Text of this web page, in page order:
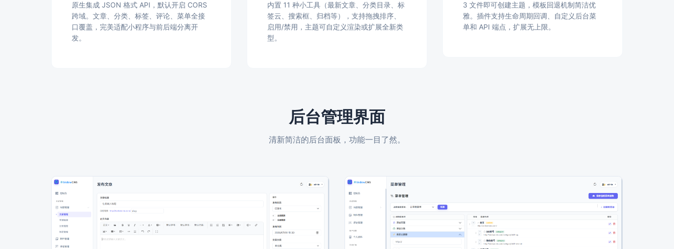
原生集成 JSON 格式 API，默认开启 CORS
跨域。文章、分类、标签、评论、菜单全接
口覆盖，完美适配小程序与前后端分离开
发。
内置 11 种小工具（最新文章、分类目录、标
签云、搜索框、归档等），支持拖拽排序、
启用/禁用，主题可自定义渲染或扩展全新类
型。
3 文件即可创建主题，模板回退机制简洁优
雅。插件支持生命周期回调、自定义后台菜
单和 API 端点，扩展无上限。
后台管理界面
清新简洁的后台面板，功能一目了然。